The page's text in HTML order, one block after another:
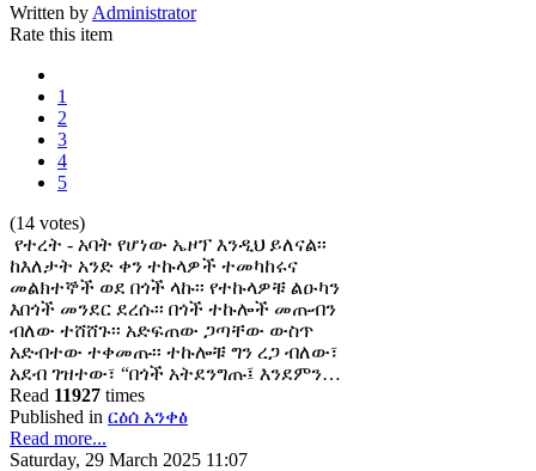
Written by Administrator
Rate this item
1
2
3
4
5
(14 votes)
የተረት - አባት የሆነው ኤዞፕ እንዲህ ይለናል፡፡
ከእለታት አንድ ቀን ተኩላዎች ተመካከሩና
መልክተኞች ወደ በጎች ላኩ፡፡ የተኩላዎቹ ልዑካን
እበጎች መንደር ደረሱ፡፡ በጎች ተኩሎች መጡብን
ብለው ተሸሸጉ፡፡ አድፍጠው ጋጣቸው ውስጥ
አድብተው ተቀመጡ፡፡ ተኩሎቹ ግን ረጋ ብለው፣
አደብ ገዝተው፣ “በጎች አትደንግጡ፤ እንደምን…
Read 11927 times
Published in ርዕሰ አንቀፅ
Read more...
Saturday, 29 March 2025 11:07